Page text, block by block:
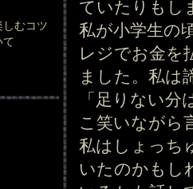
むコツ
て
ていたりもし
私が小学生の
レジでお金を
ました。私は
「足りない
こ笑いながら
私はしょっち
いたのかもし